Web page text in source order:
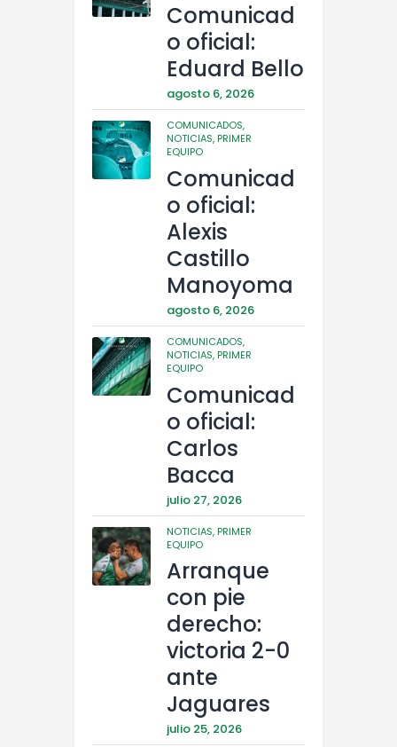
Comunicad
o oficial:
Eduard Bello
agosto 6, 2026
COMUNICADOS,
NOTICIAS,PRIMER
EQUIPO
Comunicad
o oficial:
Alexis
Castillo
Manoyoma
agosto 6, 2026
COMUNICADOS,
NOTICIAS,PRIMER
EQUIPO
Comunicad
o oficial:
Carlos
Bacca
julio 27, 2026
NOTICIAS,PRIMER
EQUIPO
Arranque
con pie
derecho:
victoria 2-0
ante
Jaguares
julio 25, 2026